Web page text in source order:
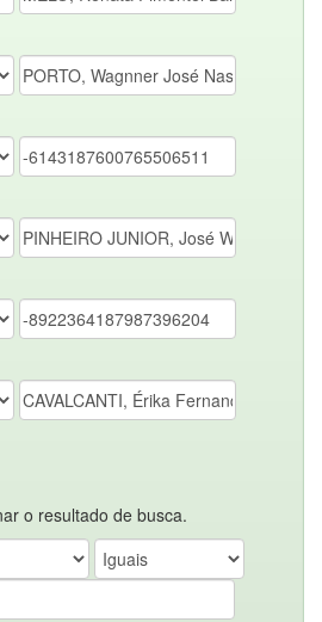
o resultado de busca.